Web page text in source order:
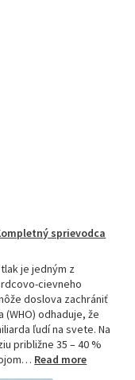
sprievodca
je jedným z
cievneho
doslova zachrániť
odhaduje, že
ľudí na svete. Na
približne 35 – 40 %
Read more: